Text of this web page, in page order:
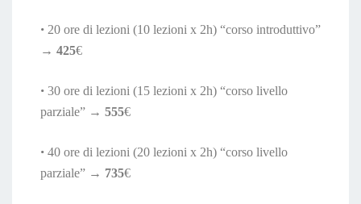
• 20 ore di lezioni (10 lezioni x 2h) “corso introduttivo”
→ 425€
• 30 ore di lezioni (15 lezioni x 2h) “corso livello
parziale” → 555€
• 40 ore di lezioni (20 lezioni x 2h) “corso livello
parziale” → 735€